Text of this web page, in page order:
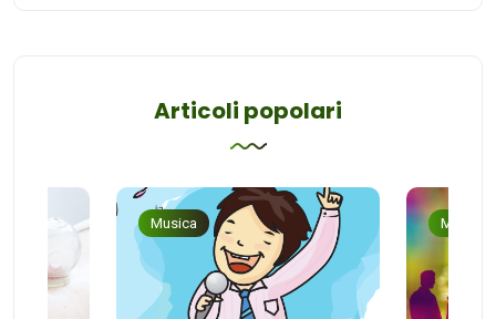
Articoli popolari
Musica Musica